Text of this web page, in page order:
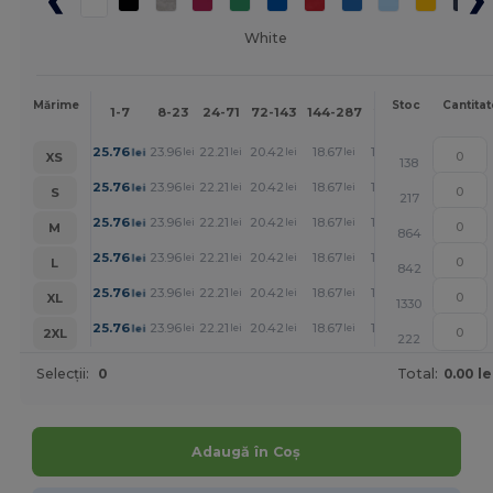
White
Mărime 1-7 8-23 24-71 72-143 144-287 288 +
Mai
Stoc
XS 25.76lei 23.96 lei 22.21 lei 20.42 lei 18.67 lei 17.74
138
S
25.76lei 23.96 lei 22.21 lei 20.42 lei 18.67 lei 17.74
217
M
25.76lei 23.96 lei 22.21 lei 20.42 lei 18.67 lei 17.74
864
L
25.76lei 23.96 lei 22.21 lei 20.42 lei 18.67 lei 17.74
842
XL
25.76lei 23.96 lei 22.21 lei 20.42 lei 18.67 lei 17.74
1330
2XL
25.76lei 23.96 lei 22.21 lei 20.42 lei 18.67 lei 17.74
222
Selecții: 0 Total: 0.00
Adaugă în Coș